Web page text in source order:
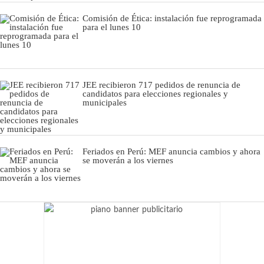
Comisión de Ética: instalación fue reprogramada
para el lunes 10
JEE recibieron 717 pedidos de renuncia de
candidatos para elecciones regionales y
municipales
Feriados en Perú: MEF anuncia cambios y ahora
se moverán a los viernes